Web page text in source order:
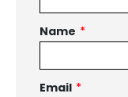
Name *
Email *